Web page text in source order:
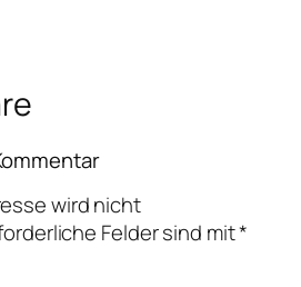
wird nicht
Felder sind mit*